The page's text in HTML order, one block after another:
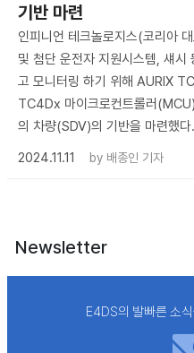
기반 마련
인피니언 테크놀로지스(코리아
및 첨단 운전자 지원시스템, 섀시
고 모니터링 하기 위해 AURIX
TC4Dx 마이크로컨트롤러
의 차량(SDV)의 기반을 마련했다.
2024.11.11
by 배종인 기자
Newsletter
E4DS의 발빠른 소